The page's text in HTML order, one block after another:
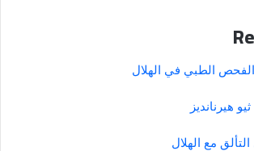
الفحص الطبي في الهلال
هيرنانديز
مع الهلال